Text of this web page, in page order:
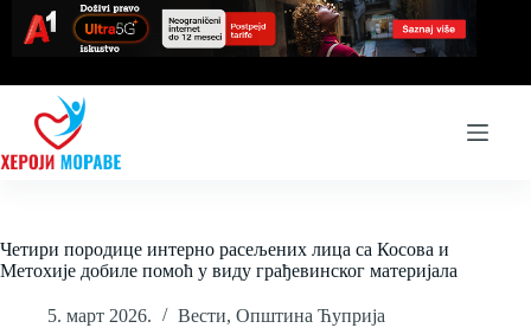
content
Четири породице интерно расељених лица са Косова и
Метохије добиле помоћ у виду грађевинског материјала
5. март 2026. Вести, Општина Ћуприја